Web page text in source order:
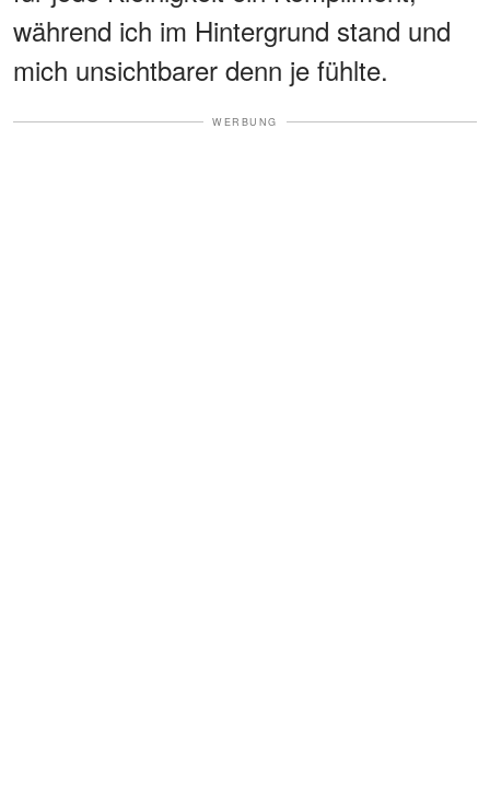
während ich im Hintergrund stand und
mich unsichtbarer denn je fühlte.
WERBUNG